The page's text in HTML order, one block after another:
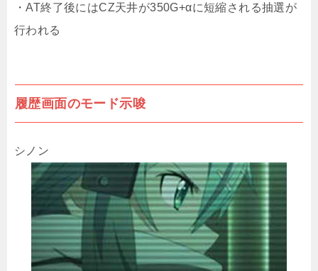
・AT終了後にはCZ天井が350G+αに短縮される抽選が
行われる
履歴画面のモード示唆
シノン